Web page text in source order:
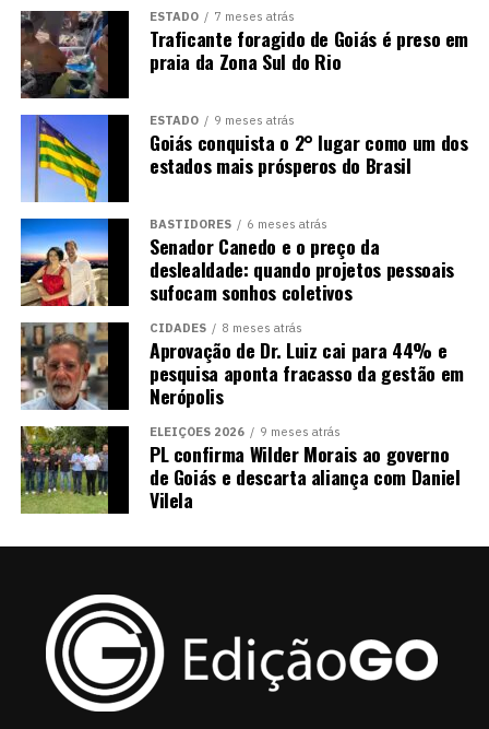
ESTADO 7 meses atrás
Traficante foragido de Goiás é preso em
praia da Zona Sul do Rio
ESTADO 9 meses atrás
Goiás conquista o 2° lugar como um dos
estados mais prósperos do Brasil
BASTIDORES 6 meses atrás
Senador Canedo e o preço da
deslealdade: quando projetos pessoais
sufocam sonhos coletivos
CIDADES 8 meses atrás
Aprovação de Dr. Luiz cai para 44% e
pesquisa aponta fracasso da gestão em
Nerópolis
ELEIÇÕES 2026 9 meses atrás
PL confirma Wilder Morais ao governo
de Goiás e descarta aliança com Daniel
Vilela